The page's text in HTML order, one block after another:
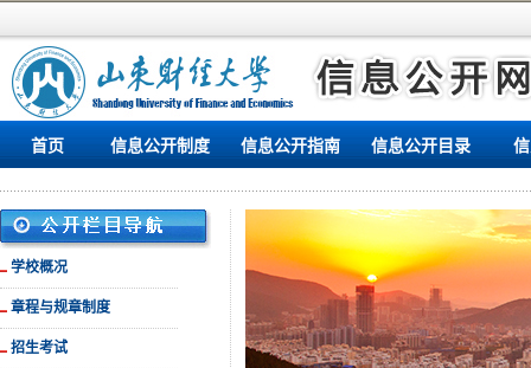
首页 信息公开制度 信息公开指南 信息公开目录
学校概况
章程与规章制度
招生考试